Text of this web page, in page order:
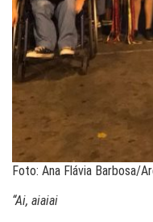
Foto: Ana Flávia Barbosa/
“Ai, aiaiai